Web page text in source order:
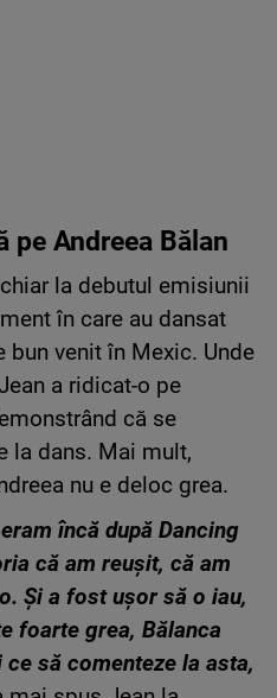
pe Andreea Bălan
la debutul emisiunii
în care au dansat
bun venit în Mexic. Unde
a ridicat-o pe
că se
la dans. Mai mult,
nu e deloc grea.
încă după Dancing
că am reușit, că am
Și a fost ușor să o iau,
foarte grea, Bălanca
să comenteze la asta,